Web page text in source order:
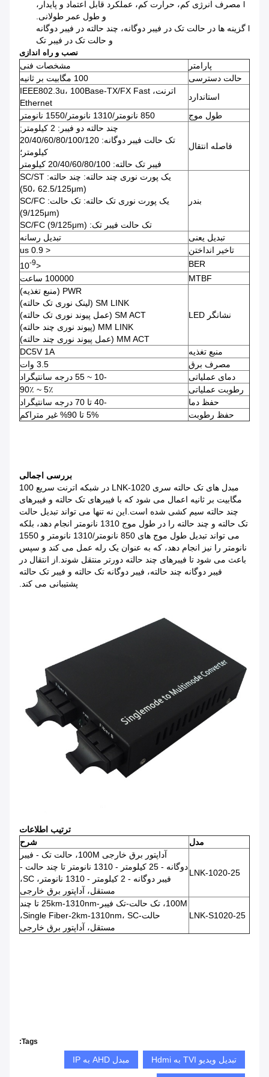
l مصرف انرژی کم، حرارت کم، عملکرد قابل اعتماد و پایدار،
و طول عمر طولانی.
l گزینه ها در حالت تک در فیبر دوگانه، چند حالته در فیبر دوگانه
و حالت تک در فیبر تک
نصب و راه اندازی
پارامتر
مشخصات فنی
حالت دسترسی
100 مگابیت بر ثانیه
استاندارد
اترنت، IEEE802.3u، 100Base-TX/FX Fast
Ethernet
طول موج
850 نانومتر/1310 نانومتر/1550 نانومتر
فاصله انتقال
چند حالته دو فیبر: 2 کیلومتر;
تک حالت فیبر دوگانه: 20/40/60/80/100/120
کیلومتر؛
فیبر تک حالته: 20/40/60/80/100 کیلومتر
بندر
یک پورت نوری چند حالته: چند حالته: SC/ST
(50، 62.5/125μm)
یک پورت نوری تک حالته: تک حالت: SC/FC
(9/125μm)
تک حالت فیبر تک: SC/FC (9/125μm)
تبدیل یعنی
تبدیل رسانه
تاخیر انداختن
< 0.9 us
BER
<10
-9
MTBF 100000 ساعت
نشانگر LED
PWR (منبع تغذیه)
SM LINK (لینک نوری تک حالته)
SM ACT (عمل پیوند نوری تک حالته)
MM LINK (پیوند نوری چند حالته)
MM ACT (عمل پیوند نوری چند حالته)
منبع تغذیه
DC5V 1A
مصرف برق
3.5 وات
دمای عملیاتی
-10 ~ 55 درجه سانتیگراد
رطوبت عملیاتی
5٪ ~ 90٪
حفظ دما
-40 تا 70 درجه سانتیگراد
حفظ رطوبت
5% تا 90% غیر متراکم
بررسی اجمالی
مبدل های تک حالته سری LNK-1020 در شبکه اترنت سریع 100
مگابیت بر ثانیه اعمال می شود که با فیبرهای تک حالته و فیبرهای
چند حالته سیم کشی شده است.این نه تنها می تواند تبدیل حالت
تک حالته و چند حالته را در طول موج 1310 نانومتر انجام دهد، بلکه
می تواند تبدیل طول موج های 850 نانومتر/1310 نانومتر و 1550
نانومتر را نیز انجام دهد، که به عنوان یک رله عمل می کند و سپس
باعث می شود تا فیبرهای چند حالته دورتر منتقل شوند.از انتقال در
فیبر دوگانه چند حالته، فیبر دوگانه تک حالته و فیبر تک حالته
پشتیبانی می کند.
ترتیب اطلاعات
مدل
شرح
LNK-1020-25
آداپتور برق خارجی 100M، حالت تک - فیبر
دوگانه - 25 کیلومتر - 1310 نانومتر تا چند حالت -
فیبر دوگانه - 2 کیلومتر - 1310 نانومتر، SC،
مستقل، آداپتور برق خارجی
LNK-S1020-25
100M، تک حالت-تک فیبر-25km-1310nm تا چند
حالت-Single Fiber-2km-1310nm، SC،
مستقل، آداپتور برق خارجی
Tags:
تبدیل ویدیو TVI به Hdmi مبدل AHD به IP